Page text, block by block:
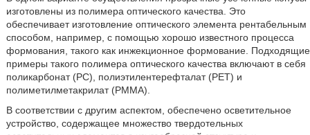
изготовлены из полимера оптического качества. Это
обеспечивает изготовление оптического элемента рентабельным
способом, например, с помощью хорошо известного процесса
формования, такого как инжекционное формование. Подходящие
примеры такого полимера оптического качества включают в себя
поликарбонат (PC), полиэтилентерефталат (PET) и
полиметилметакрилат (РММА).
В соответствии с другим аспектом, обеспечено осветительное
устройство, содержащее множество твердотельных